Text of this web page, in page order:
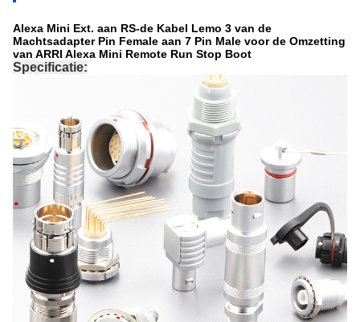
Alexa Mini Ext. aan RS-de Kabel Lemo 3 van de
Machtsadapter Pin Female aan 7 Pin Male voor de Omzetting
van ARRI Alexa Mini Remote Run Stop Boot
Specificatie: